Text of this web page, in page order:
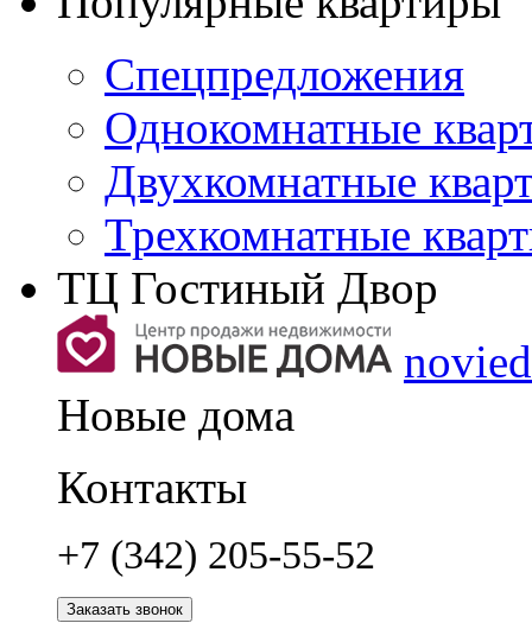
Спецпредложения
Однокомнатные
Двухкомнатные
Трехкомнатные
ТЦ Гостиный Двор
Новые дома
Контакты
+7 (342) 205-55-52
Заказать звонок